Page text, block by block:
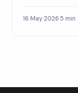
16 May 2026·5 min